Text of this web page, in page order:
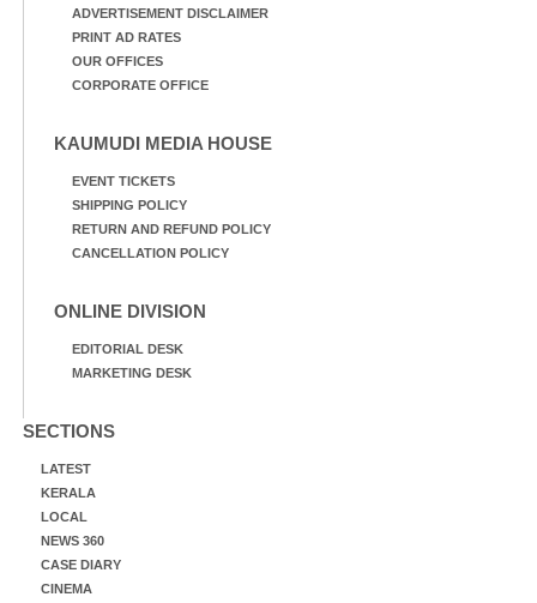
ADVERTISEMENT DISCLAIMER
PRINT AD RATES
OUR OFFICES
CORPORATE OFFICE
KAUMUDI MEDIA HOUSE
EVENT TICKETS
SHIPPING POLICY
RETURN AND REFUND POLICY
CANCELLATION POLICY
ONLINE DIVISION
EDITORIAL DESK
MARKETING DESK
SECTIONS
LATEST
KERALA
LOCAL
NEWS 360
CASE DIARY
CINEMA